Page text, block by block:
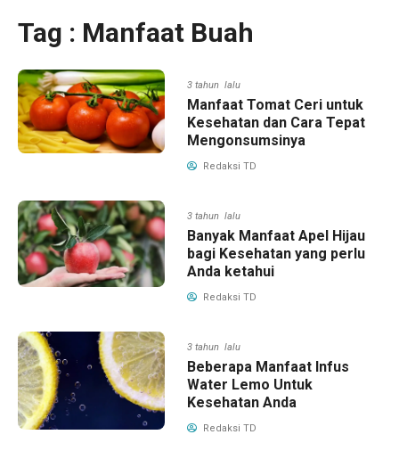
Tag : Manfaat Buah
3 tahun lalu
Manfaat Tomat Ceri untuk
Kesehatan dan Cara Tepat
Mengonsumsinya
Redaksi TD
3 tahun lalu
Banyak Manfaat Apel Hijau
bagi Kesehatan yang perlu
Anda ketahui
Redaksi TD
3 tahun lalu
Beberapa Manfaat Infus
Water Lemo Untuk
Kesehatan Anda
Redaksi TD